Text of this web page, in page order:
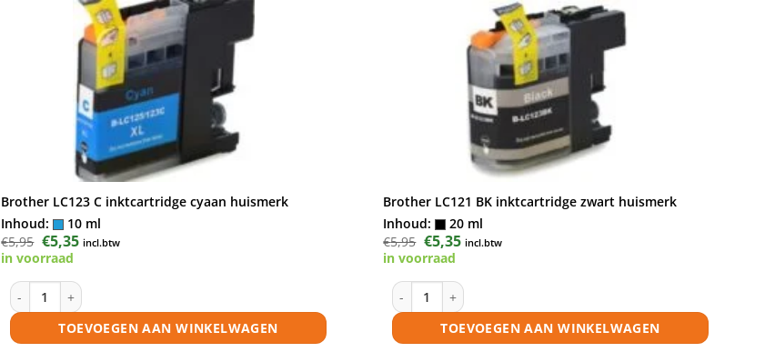
Brother LC123 C inktcartridge cyaan huismerk
Inhoud:
10 ml
€5,95 Oorspronkelijke
prijs
was:
€5,35Huidige
prijs
incl.btw
in voorraad
Brother LC123 C inktcartridge cyaan huismerk aantal
TOEVOEGEN AAN WINKELWAGEN
Brother LC121 BK inktcartridge zwart huismerk
Inhoud:
20 ml
€5,95 Oorspronkelijke
prijs
was:
€5,35Huidige
prijs
incl.btw
in voorraad
Brother LC121 BK inktcartridge zwart huismerk aantal
TOEVOEGEN AAN WINKELWAGEN